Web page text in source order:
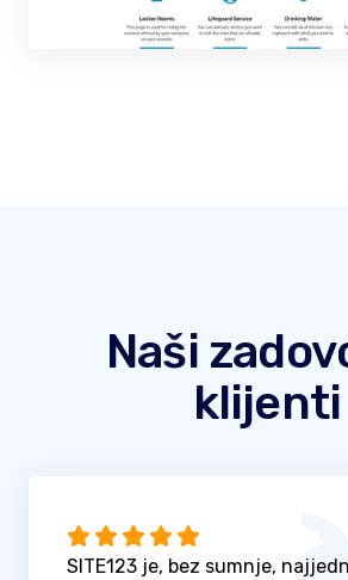
Naši
klijenti
SITE123 je, bez sumnje,